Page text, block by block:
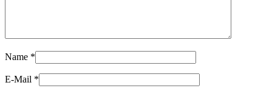
Name *
E-Mail *